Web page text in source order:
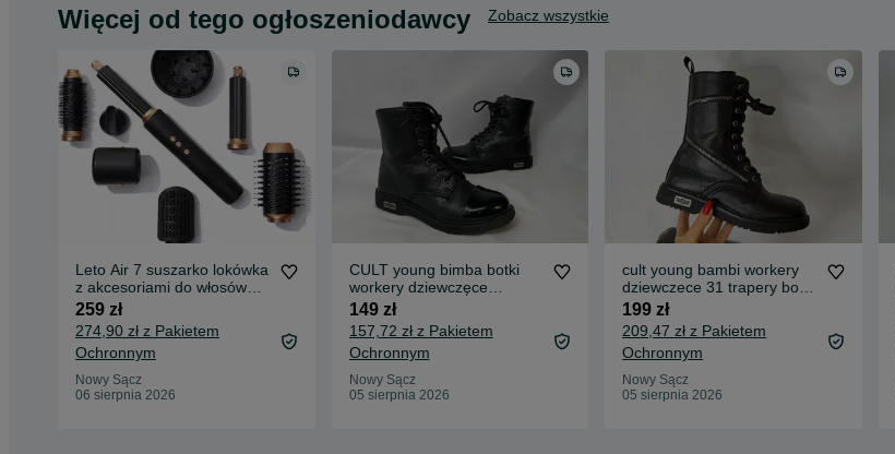
Więcej od tego ogłoszeniodawcy Zobacz wszystkie
Leto Air 7 suszarko lokówka
z akcesoriami do włosów
walentynki
259 zł
274,90 zł z Pakietem
Ochronnym
Nowy Sącz
06 sierpnia 2026
CULT young bimba botki
workery dziewczęce
dziecięce jesienne za
kostke
149 zł
157,72 zł z Pakietem
Ochronnym
Nowy Sącz
05 sierpnia 2026
cult young bambi workery
dziewczece 31 trapery botki
skorzane kultowe
199 zł
209,47 zł z Pakietem
Ochronnym
Nowy Sącz
05 sierpnia 2026